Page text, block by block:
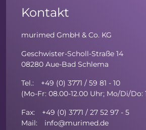
Kontakt
murimed GmbH & Co. KG
Geschwister-Scholl-Straße 14
08280 Aue-Bad Schlema
Tel.: +49 (0) 3771 / 59 81 - 10
(Mo-Fr: 08.00-12.00 Uhr; Mo/Di/Do:
Fax: +49 (0) 3771 / 27 52 97 - 5
Mail: info@murimed.de